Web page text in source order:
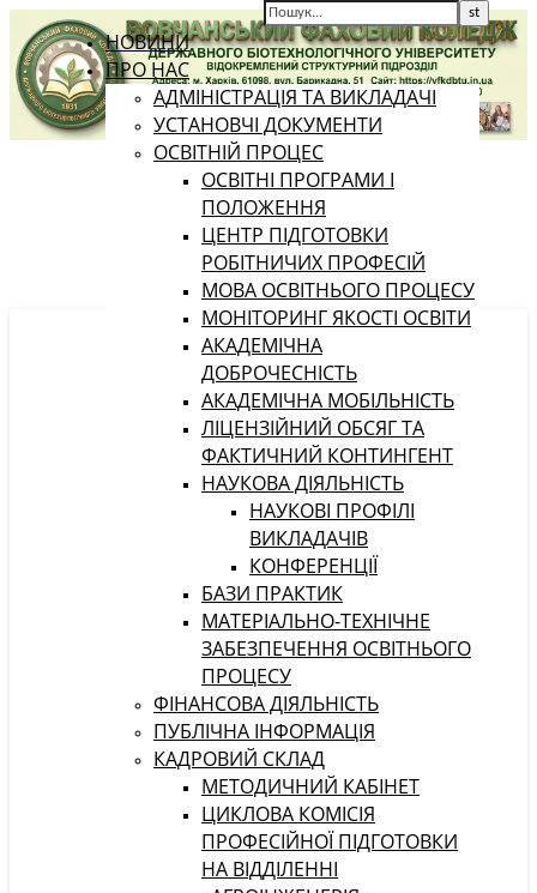
НОВИНИ
ПРО НАС
АДМІНІСТРАЦІЯ ТА ВИКЛАДАЧІ
УСТАНОВЧІ ДОКУМЕНТИ
ОСВІТНІЙ ПРОЦЕС
ОСВІТНІ ПРОГРАМИ І
ПОЛОЖЕННЯ
ЦЕНТР ПІДГОТОВКИ
РОБІТНИЧИХ ПРОФЕСІЙ
МОВА ОСВІТНЬОГО ПРОЦЕСУ
МОНІТОРИНГ ЯКОСТІ ОСВІТИ
АКАДЕМІЧНА
ДОБРОЧЕСНІСТЬ
АКАДЕМІЧНА МОБІЛЬНІСТЬ
ЛІЦЕНЗІЙНИЙ ОБСЯГ ТА
ФАКТИЧНИЙ КОНТИНГЕНТ
НАУКОВА ДІЯЛЬНІСТЬ
НАУКОВІ ПРОФІЛІ
ВИКЛАДАЧІВ
КОНФЕРЕНЦІЇ
БАЗИ ПРАКТИК
МАТЕРІАЛЬНО-ТЕХНІЧНЕ
ЗАБЕЗПЕЧЕННЯ ОСВІТНЬОГО
ПРОЦЕСУ
ФІНАНСОВА ДІЯЛЬНІСТЬ
ПУБЛІЧНА ІНФОРМАЦІЯ
КАДРОВИЙ СКЛАД
МЕТОДИЧНИЙ КАБІНЕТ
ЦИКЛОВА КОМІСІЯ
ПРОФЕСІЙНОЇ ПІДГОТОВКИ
НА ВІДДІЛЕННІ